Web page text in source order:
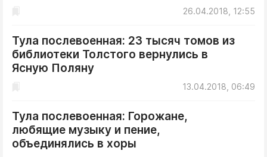
26.04.2018, 12:55
Тула послевоенная: 23 тысяч томов из
библиотеки Толстого вернулись в
Ясную Поляну
13.04.2018, 06:49
Тула послевоенная: Горожане,
любящие музыку и пение,
объединялись в хоры